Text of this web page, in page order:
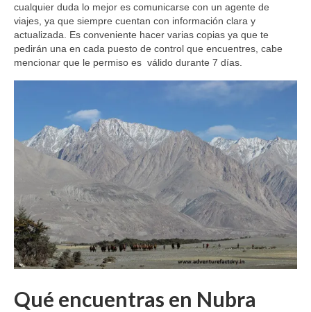
cualquier duda lo mejor es comunicarse con un agente de
viajes, ya que siempre cuentan con información clara y
actualizada. Es conveniente hacer varias copias ya que te
pedirán una en cada puesto de control que encuentres, cabe
mencionar que le permiso es válido durante 7 días.
Qué encuentras en Nubra